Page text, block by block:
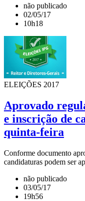
não publicado
02/05/17
10h18
ELEIÇÕES 2017
Aprovado
e inscrição de
quinta-feira
Conforme documento
candidaturas podem ser
não publicado
03/05/17
19h56